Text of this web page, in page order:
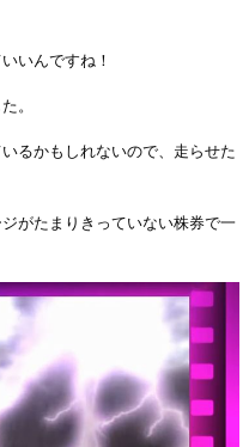
いんですね！
。
るかもしれないので、走らせた
がたまりきっていない株券で一